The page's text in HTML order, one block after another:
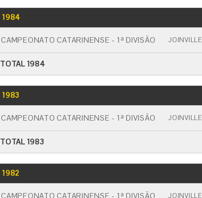
1984
CAMPEONATO CATARINENSE - 1ª DIVISÃO JOINVILLE
TOTAL 1984
1983
CAMPEONATO CATARINENSE - 1ª DIVISÃO JOINVILLE
TOTAL 1983
1982
CAMPEONATO CATARINENSE - 1ª DIVISÃO JOINVILLE